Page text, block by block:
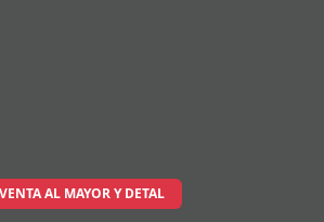
VENTA AL MAYOR Y DETAL